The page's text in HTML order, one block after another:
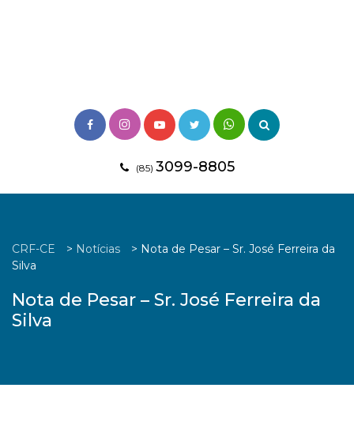
(85) 3099-8805
CRF-CE > Notícias > Nota de Pesar – Sr. José Ferreira da
Silva
Nota de Pesar – Sr. José Ferreira da
Silva